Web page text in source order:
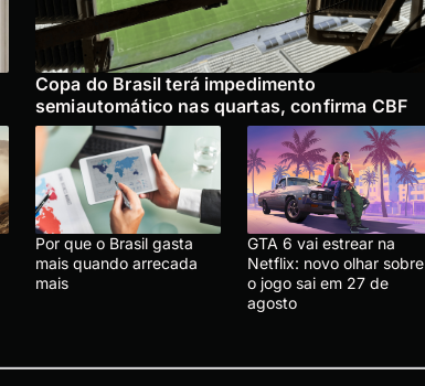
Copa do Brasil terá impedimento
semiautomático nas quartas, confirma CBF
Por que o Brasil gasta
mais quando arrecada
mais
GTA 6 vai estrear na
Netflix: novo olhar sobre
o jogo sai em 27 de
agosto